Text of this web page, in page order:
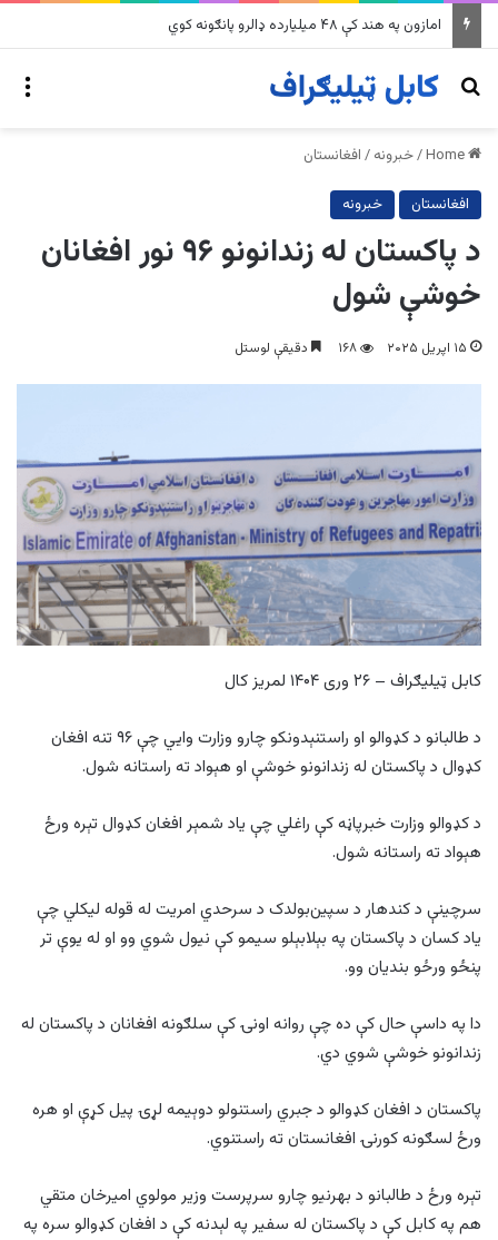
په وینزویلا کې زورورو زلزلو پراخ زیانونه اړولي
Search for
/خبرونه / افغانستان
افغانستان خبرونه
د پاکستان له زندانونو ۹۶ نور افغانان
خوشې شول
۱۵ اپریل ۲۰۲۵ ۱۶۸ دقیقې لوستل
کابل ټیلیګراف – ۲۶ وری ۱۴۰۴ لمریز کال
د طالبانو د کډوالو او راستنېدونکو چارو وزارت وایي چې ۹۶ تنه افغان
کډوال د پاکستان له زندانونو خوشې او هېواد ته راستانه شول.
د کډوالو وزارت خبرپاڼه کې راغلي چې یاد شمېر افغان کډوال تېره ورځ
هېواد ته راستانه شول.
سرچینې د کندهار د سپین‌بولدک د سرحدي امریت له قوله لیکلي چې
یاد کسان د پاکستان په بېلابېلو سیمو کې نیول شوي وو او له یوې تر
پنځو ورځو بندیان وو.
دا په داسې حال کې ده چې روانه اونۍ کې سلګونه افغانان د پاکستان له
زندانونو خوشې شوي دي.
پاکستان د افغان کډوالو د جبري راستنولو دوېیمه لړۍ پیل کړې او هره
ورځ لسګونه کورنۍ افغانستان ته راستنوي.
تېره ورځ د طالبانو د بهرنیو چارو سرپرست وزیر مولوي امیرخان متقي
هم په کابل کې د پاکستان له سفیر په لېدنه کې د افغان کډوالو سره په